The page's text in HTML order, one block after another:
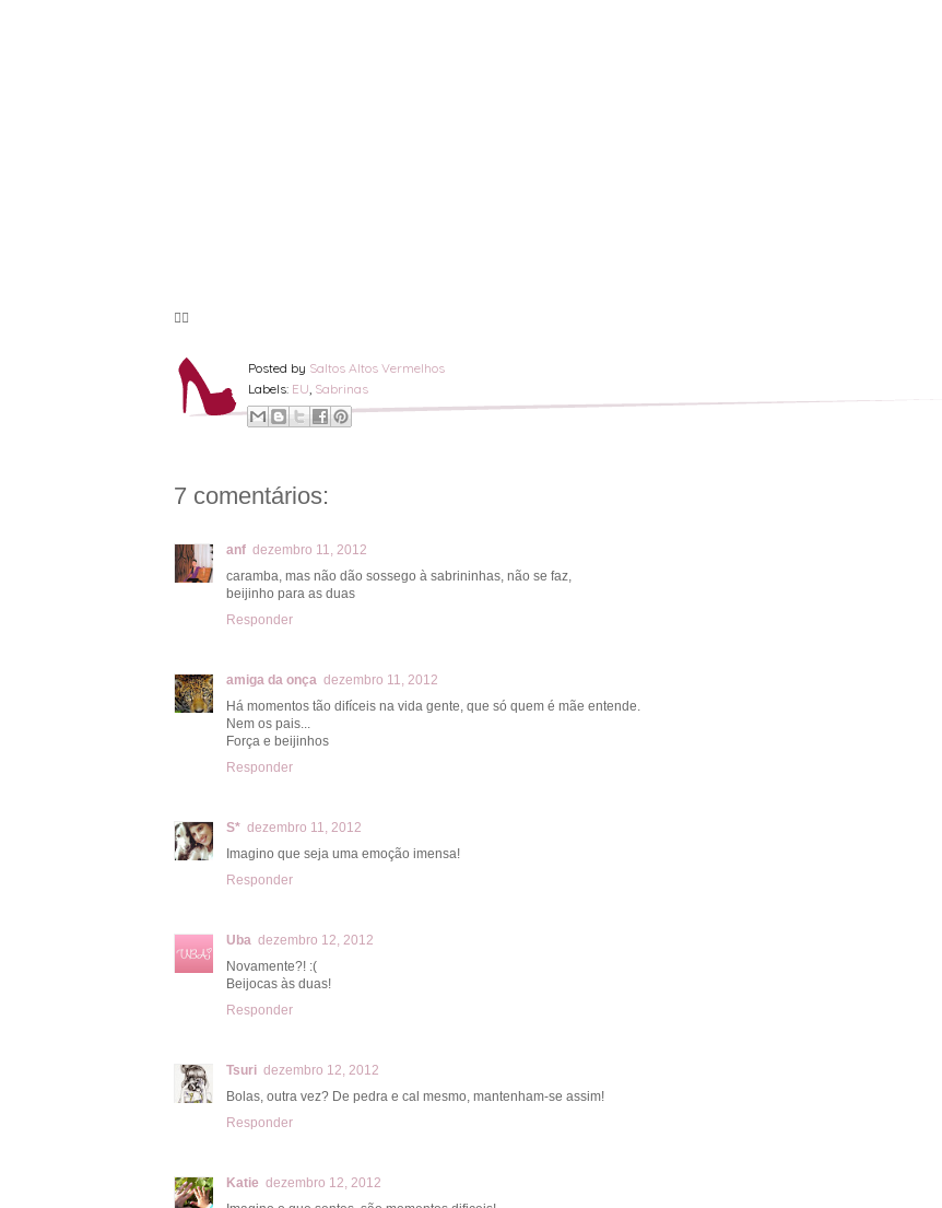
🦸‍♀️
Posted by Saltos Altos Vermelhos
Labels: EU Sabrinas
7 comentários:
anf dezembro 11, 2012
caramba, mas não dão sossego à sabrininhas, não se faz,
beijinho para as duas
Responder
amiga da onça dezembro 11, 2012
Há momentos tão difíceis na vida gente, que só quem é mãe entende.
Nem os pais...
Força e beijinhos
Responder
S* dezembro 11, 2012
Imagino que seja uma emoção imensa!
Responder
Uba dezembro 12, 2012
Novamente?! :(
Beijocas às duas!
Responder
Tsuri dezembro 12, 2012
Bolas, outra vez? De pedra e cal mesmo, mantenham-se assim!
Responder
Katie dezembro 12, 2012